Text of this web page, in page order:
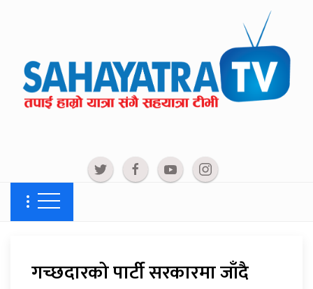
गच्छदारको पार्टी सरकारमा जाँदै